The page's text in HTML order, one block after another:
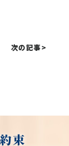
次の記事>
束